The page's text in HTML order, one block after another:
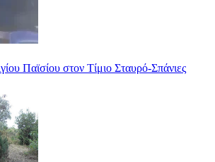
Παϊσίου στον Τίμιο Σταυρό-Σπάνιες